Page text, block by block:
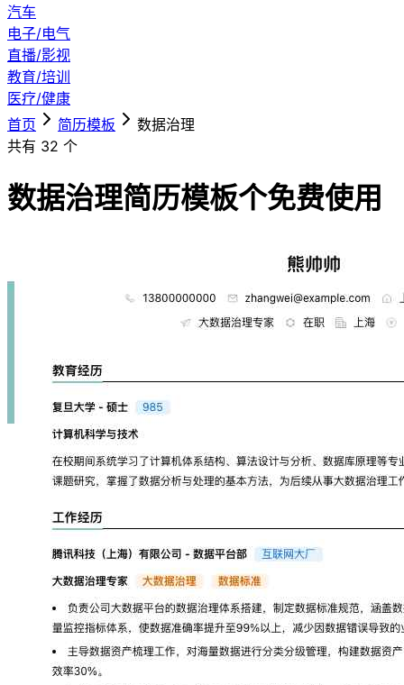
汽车
电子/电气
直播/影视
教育/培训
医疗/健康
首页
简历模板
数据治理
共有 32 个
数据治理简历模板个免费使用